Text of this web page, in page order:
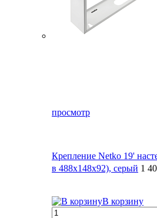
просмотр
Крепление Netko 19'
в 488х148х92), серый 1
В корзину